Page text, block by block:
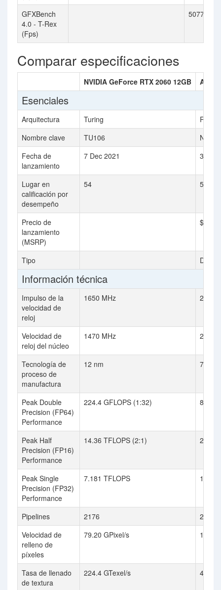
GFXBench
4.0 - T-Rex
(Fps)
50772
Comparar especificaciones
NVIDIA GeForce RTX 2060 12GB AMD
Esenciales
Arquitectura Turing
Nombre clave
TU106
Navi
Fecha de
lanzamiento
7 Dec 2021 3 Mar
Lugar en
calificación por
desempeño
54 51
Precio de
lanzamiento
(MSRP)
$479
Tipo
Información técnica
Impulso de la
velocidad de
reloj
1650 MHz 2581
Velocidad de
reloj del núcleo
1470 MHz 2321
Tecnología de
proceso de
manufactura
12 nm 7 nm
Peak Double
Precision (FP64)
Performance
224.4 GFLOPS (1:32) 825.9
Peak Half
Precision (FP16)
Performance
14.36 TFLOPS (2:1) 26.43
Peak Single
Precision (FP32)
Performance
7.181 TFLOPS 13.21
Pipelines 2176
2560
Velocidad de
relleno de
píxeles
79.20 GPixel/s 165.2
Tasa de llenado
de textura
224.4 GTexel/s 413.0